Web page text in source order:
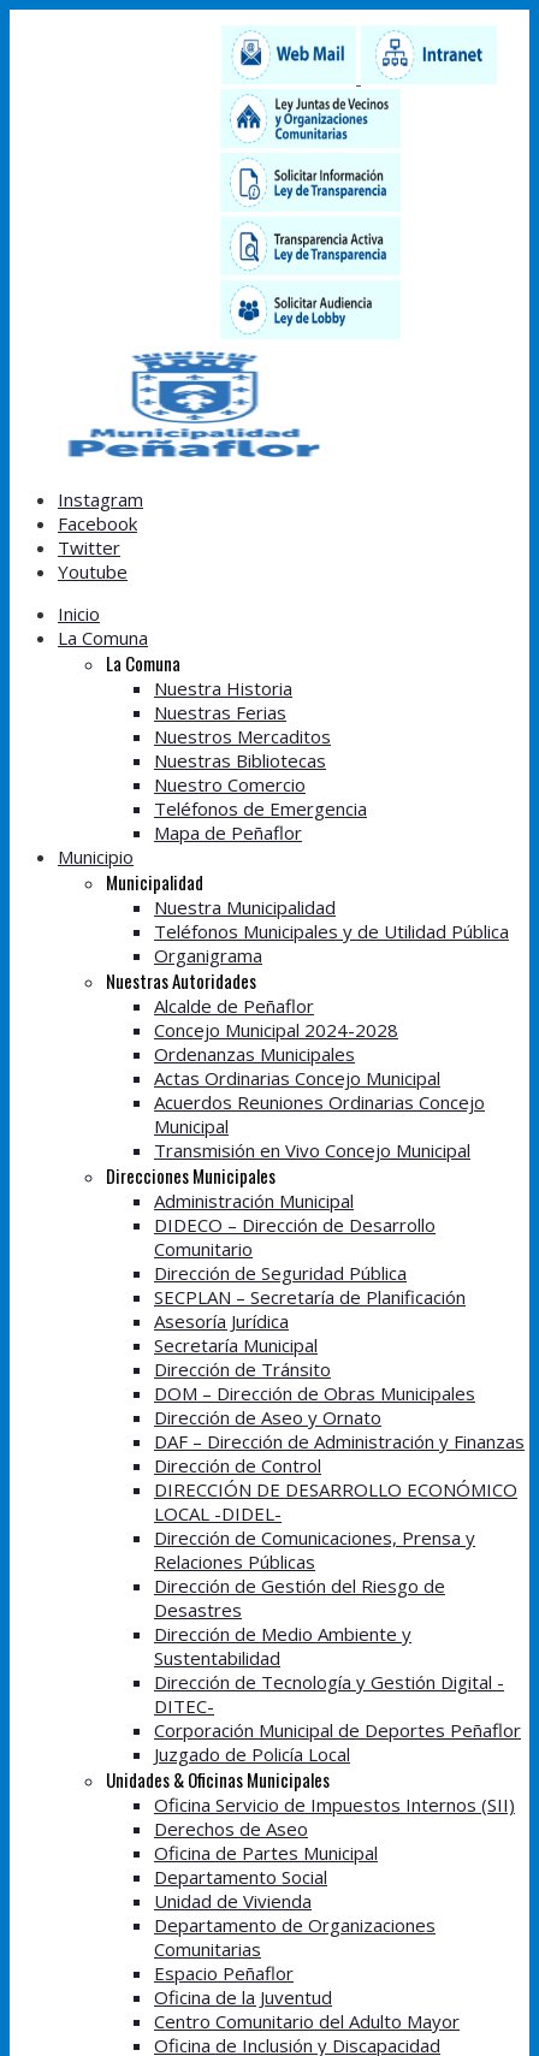
Instagram
Facebook
Twitter
Youtube
Inicio
La Comuna
La Comuna
Nuestra Historia
Nuestras Ferias
Nuestros Mercaditos
Nuestras Bibliotecas
Nuestro Comercio
Teléfonos de Emergencia
Mapa de Peñaflor
Municipio
Municipalidad
Nuestra Municipalidad
Teléfonos Municipales y de Utilidad Pública
Organigrama
Nuestras Autoridades
Alcalde de Peñaflor
Concejo Municipal 2024-2028
Ordenanzas Municipales
Actas Ordinarias Concejo Municipal
Acuerdos Reuniones Ordinarias Concejo
Municipal
Transmisión en Vivo Concejo Municipal
Direcciones Municipales
Administración Municipal
DIDECO – Dirección de Desarrollo
Comunitario
Dirección de Seguridad Pública
SECPLAN – Secretaría de Planificación
Asesoría Jurídica
Secretaría Municipal
Dirección de Tránsito
DOM – Dirección de Obras Municipales
Dirección de Aseo y Ornato
DAF – Dirección de Administración y Finanzas
Dirección de Control
DIRECCIÓN DE DESARROLLO ECONÓMICO
LOCAL -DIDEL-
Dirección de Comunicaciones, Prensa y
Relaciones Públicas
Dirección de Gestión del Riesgo de
Desastres
Dirección de Medio Ambiente y
Sustentabilidad
Dirección de Tecnología y Gestión Digital -
DITEC-
Corporación Municipal de Deportes Peñaflor
Juzgado de Policía Local
Unidades & Oficinas Municipales
Oficina Servicio de Impuestos Internos (SII)
Derechos de Aseo
Oficina de Partes Municipal
Departamento Social
Unidad de Vivienda
Departamento de Organizaciones
Comunitarias
Espacio Peñaflor
Oficina de la Juventud
Centro Comunitario del Adulto Mayor
Oficina de Inclusión y Discapacidad